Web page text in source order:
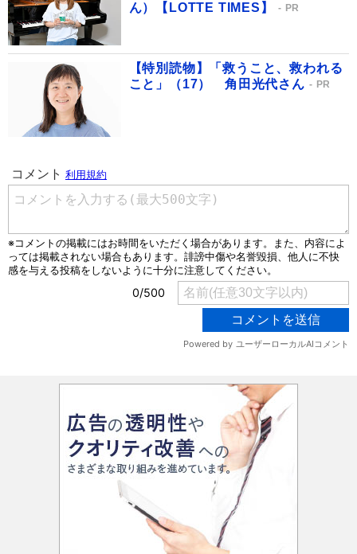
ん）【LOTTE TIMES】
PR
【特別読物】「救うこと、救われる
こと」（17） 角田光代さん
PR